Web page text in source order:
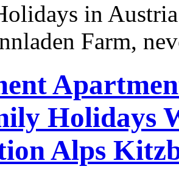
s in
Farm,
Holidays
Alps